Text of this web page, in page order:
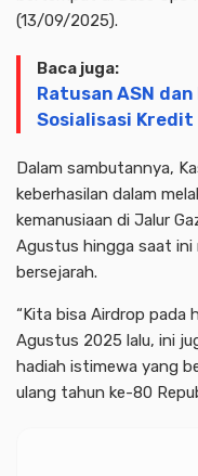
(13/09/2025).
Baca juga:
Ratusan ASN
Sosialisasi Kredit
Dalam sambutannya,
keberhasilan dalam
kemanusiaan di Jalur
Agustus hingga saat ini
bersejarah.
“Kita bisa Airdrop pada
Agustus 2025 lalu, ini
hadiah istimewa yang
ulang tahun ke-80